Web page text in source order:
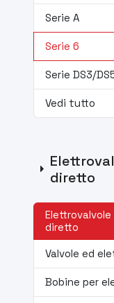
Serie A
Serie 6
Serie DS3/
Vedi tutto
arrow_right diretto
diretto
Valvole ed
Bobine per